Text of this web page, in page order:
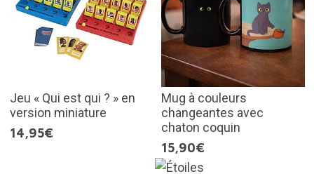
Jeu « Qui est qui ? » en
version miniature
14,95€
Mug à couleurs
changeantes avec
chaton coquin
15,90€